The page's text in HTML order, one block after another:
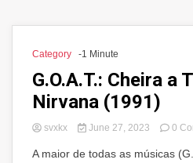
Category -1 Minute
G.O.A.T.: Cheira a
Nirvana (1991)
svxkx June 27, 2023 0
A maior de todas as músicas